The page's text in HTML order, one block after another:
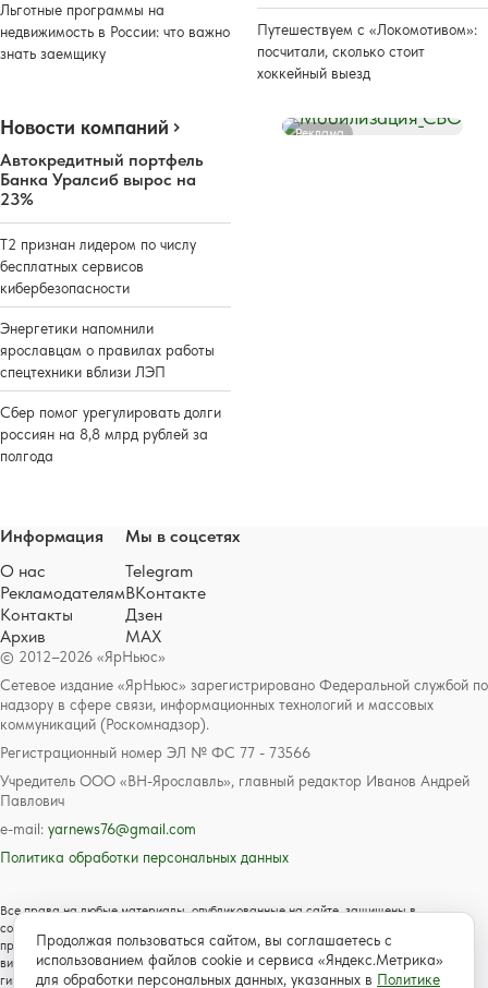
Льготные программы на
недвижимость в России: что важно
знать заемщику
Путешествуем с «Локомотивом»:
посчитали, сколько стоит
хоккейный выезд
Новости компаний
Автокредитный портфель
Банка Уралсиб вырос на
23%
Т2 признан лидером по числу
бесплатных сервисов
кибербезопасности
Энергетики напомнили
ярославцам о правилах работы
спецтехники вблизи ЛЭП
Сбер помог урегулировать долги
россиян на 8,8 млрд рублей за
полгода
Реклама
© 2012–2026 «ЯрНьюс»
Сетевое издание «ЯрНьюс» зарегистрировано Федеральной службой по
надзору в сфере связи, информационных технологий и массовых
коммуникаций (Роскомнадзор).
Регистрационный номер ЭЛ № ФС 77 - 73566
Учредитель ООО «ВН-Ярославль», главный редактор Иванов Андрей
Павлович
e-mail: yarnews76@gmail.com
Политика обработки персональных данных
Все права на любые материалы, опубликованные на сайте, защищены в
соответствии с российским и международным законодательством об авторском
праве и смежных правах. Любое использование текстовых, фото, аудио и
видеоматериалов возможно только с согласия правообладателя с обязательной
гиперссылкой на сайт https://www.yarnews.net; Для детей старше 16 лет.
Информация
О нас
Рекламодателям
Контакты
Архив
Мы в соцсетях
Telegram
ВКонтакте
Дзен
MAX
Продолжая пользоваться сайтом, вы соглашаетесь с
использованием файлов cookie и сервиса «Яндекс.Метрика»
для обработки персональных данных, указанных в Политике